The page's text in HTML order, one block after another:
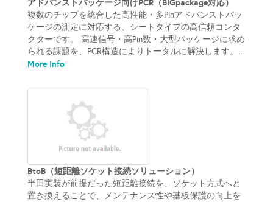
アドバンストパッケージ向けPCR（BIGpackage対応）
複数のチップを統合した高性能・多Pinアドバンストパッ
ケージの測定に対応する、シートタイプの高信頼コンタ
クターです。 高速信号・高Pin数・大型パッケージに求め
られる課題を、PCR構造によりトータルに解決します。...
More Info
BtoB（短距離ソケット接続ソリューション）
半田実装が前提だった短距離接続を、ソケット方式へと
置き換えることで、メンテナンス性や基板保護の向上を